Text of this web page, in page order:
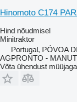
Hinomoto C174
Hind nõudmisel
Minitraktor
Portugal, PÓVOA
AGPRONTO -
Võta ühendust müüjaga